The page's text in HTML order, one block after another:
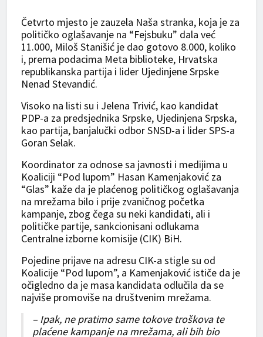
Četvrto mjesto je zauzela Naša stranka, koja je za
političko oglašavanje na “Fejsbuku” dala već
11.000, Miloš Stanišić je dao gotovo 8.000, koliko
i, prema podacima Meta biblioteke, Hrvatska
republikanska partija i lider Ujedinjene Srpske
Nenad Stevandić.
Visoko na listi su i Jelena Trivić, kao kandidat
PDP-a za predsjednika Srpske, Ujedinjena Srpska,
kao partija, banjalučki odbor SNSD-a i lider SPS-a
Goran Selak.
Koordinator za odnose sa javnosti i medijima u
Koaliciji “Pod lupom” Hasan Kamenjaković za
“Glas” kaže da je plaćenog političkog oglašavanja
na mrežama bilo i prije zvaničnog početka
kampanje, zbog čega su neki kandidati, ali i
političke partije, sankcionisani odlukama
Centralne izborne komisije (CIK) BiH.
Pojedine prijave na adresu CIK-a stigle su od
Koalicije “Pod lupom”, a Kamenjaković ističe da je
očigledno da je masa kandidata odlučila da se
najviše promoviše na društvenim mrežama.
– Ipak, ne pratimo same tokove troškova te
plaćene kampanje na mrežama, ali bih bio